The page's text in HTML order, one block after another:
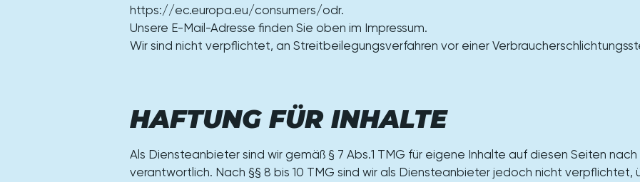
https://ec.europa.eu/consumers/odr.
Unsere E-Mail-Adresse finden Sie oben im Impressum.
Wir sind nicht verpflichtet, an Streitbeilegungsverfahren vor einer
HAFTUNG FÜR INHALTE
Als Diensteanbieter sind wir gemäß § 7 Abs.1 TMG für eigene Inhalte auf diesen Seiten
verantwortlich. Nach §§ 8 bis 10 TMG sind wir als Diensteanbieter jedoch nicht